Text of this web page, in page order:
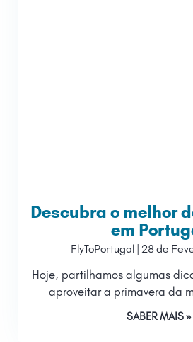
Descubra o melhor
em
FlyToPortugal 28 de
Hoje, partilhamos algumas
aproveitar a primavera da
SABER MAIS »